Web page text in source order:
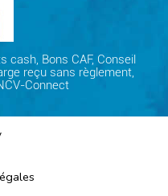
cash, Bons CAF, Conseil
reçu sans règlement,
Connect